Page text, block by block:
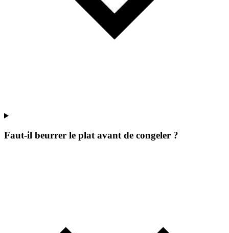
Faut-il beurrer le plat avant de congeler ?